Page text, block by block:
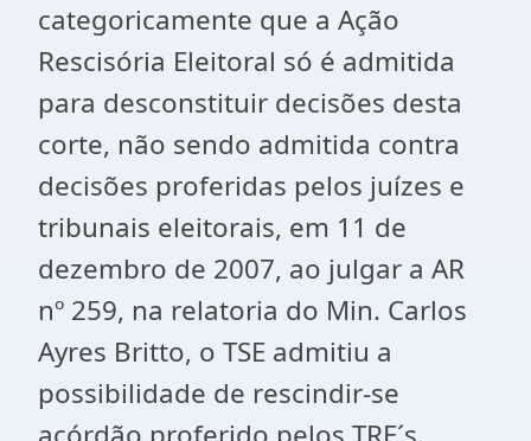
categoricamente que a Ação
Rescisória Eleitoral só é admitida
para desconstituir decisões desta
corte, não sendo admitida contra
decisões proferidas pelos juízes e
tribunais eleitorais, em 11 de
dezembro de 2007, ao julgar a AR
nº 259, na relatoria do Min. Carlos
Ayres Britto, o TSE admitiu a
possibilidade de rescindir-se